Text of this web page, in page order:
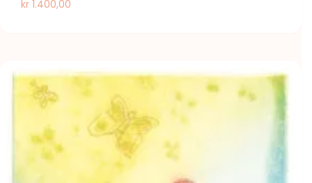
kr 1.400,00